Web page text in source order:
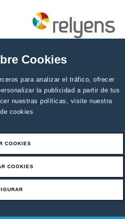
Cookies
para analizar el tráfico, ofrecer
la publicidad a partir de tus
nuestras políticas, visite nuestra
cookies
COOKIES
COOKIES
Canal de denucias